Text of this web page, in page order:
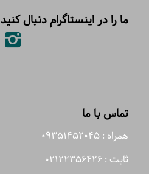
ما را در اینستاگرام دنبال کنید
تماس با ما
همراه : 09351452045
ثابت : 02122356426